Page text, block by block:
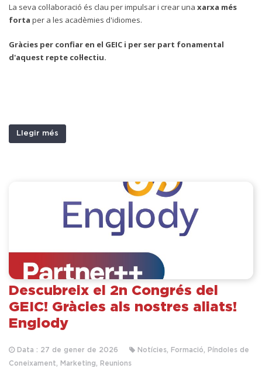
La seva col·laboració és clau per impulsar i crear una xarxa més
forta per a les acadèmies d'idiomes.
Gràcies per confiar en el GEIC i per ser part fonamental
d'aquest repte col·lectiu.
Llegir més
Descubreix el 2n Congrés del
GEIC! Gràcies als nostres aliats!
Englody
Data : 27 de gener de 2026
Notícies, Formació, Píndoles de
Coneixament, Marketing, Reunions